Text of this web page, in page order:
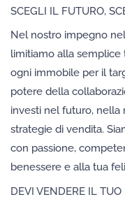
SCEGLI IL FUTURO,
Nel nostro impegno
limitiamo alla semplice
ogni immobile per il
potere della
investi nel futuro, nella
strategie di vendita.
con passione,
benessere e alla tua
DEVI VENDERE IL